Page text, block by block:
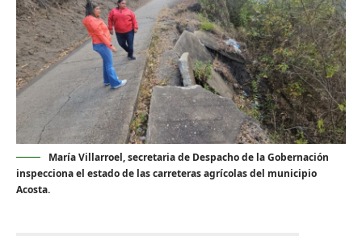
María Villarroel, secretaria de Despacho de la Gobernación
inspecciona el estado de las carreteras agrícolas del municipio
Acosta.